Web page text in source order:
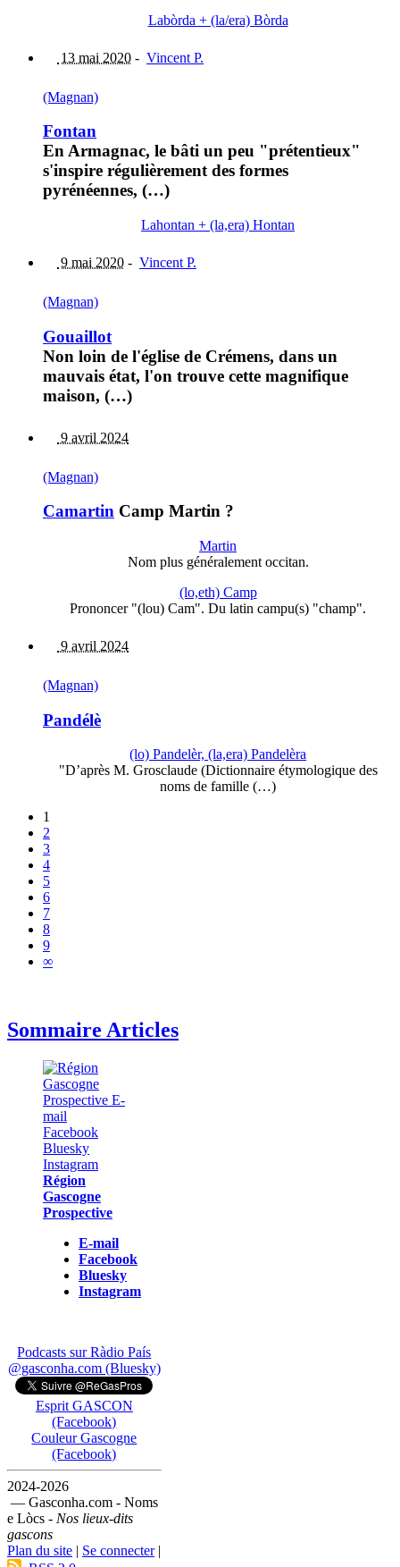
Labòrda + (la/era) Bòrda
13 mai 2020 - Vincent P.
(Magnan)
Fontan
En Armagnac, le bâti un peu "prétentieux"
s'inspire régulièrement des formes
pyrénéennes, (…)
Lahontan + (la,era) Hontan
9 mai 2020 - Vincent P.
(Magnan)
Gouaillot
Non loin de l'église de Crémens, dans un
mauvais état, l'on trouve cette magnifique
maison, (…)
9 avril 2024
(Magnan)
Camartin Camp Martin ?
Martin
Nom plus généralement occitan.
(lo,eth) Camp
Prononcer "(lou) Cam". Du latin campu(s) "champ".
9 avril 2024
(Magnan)
Pandélè
(lo) Pandelèr, (la,era) Pandelèra
"D’après M. Grosclaude (Dictionnaire étymologique des
noms de famille (…)
1
2
3
4
5
6
7
8
9
∞
Sommaire Articles
Région
Gascogne
Prospective
E-mail
Facebook
Bluesky
Instagram
Podcasts sur Ràdio País
@gasconha.com (Bluesky)
Esprit GASCON
(Facebook)
Couleur Gascogne
(Facebook)
2024-2026
— Gasconha.com - Noms
e Lòcs - Nos lieux-dits
gascons
Plan du site | Se connecter|